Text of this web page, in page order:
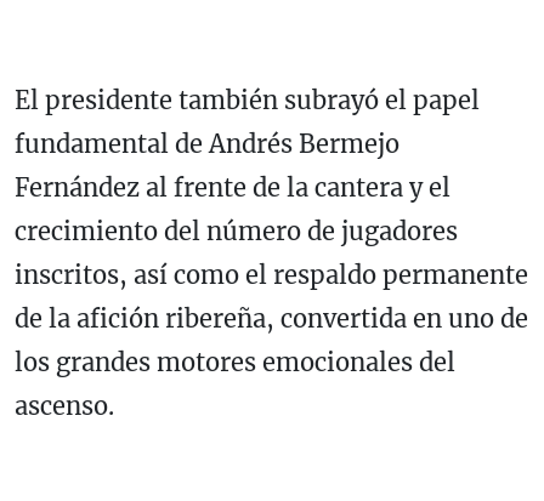
El presidente también subrayó el papel
fundamental de Andrés Bermejo
Fernández al frente de la cantera y el
crecimiento del número de jugadores
inscritos, así como el respaldo permanente
de la afición ribereña, convertida en uno de
los grandes motores emocionales del
ascenso.